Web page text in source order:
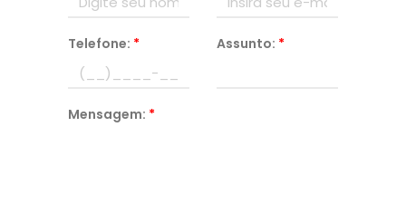
Telefone: * Assunto: *
Mensagem: *